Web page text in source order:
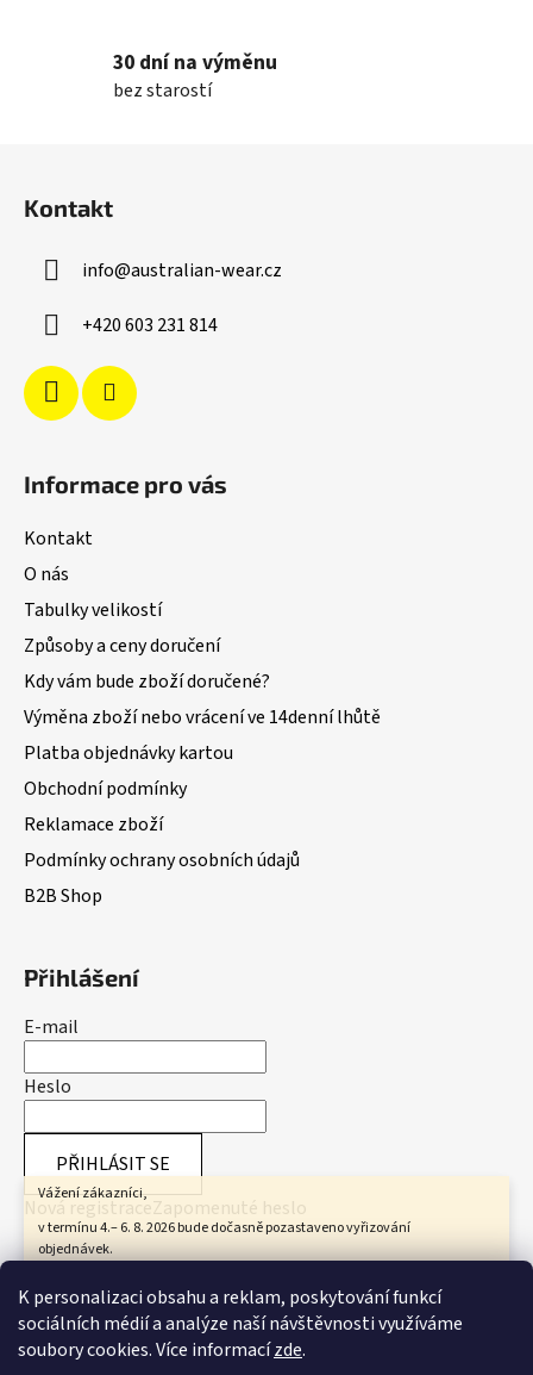
K personalizaci obsahu a reklam, poskytování funkcí
sociálních médií a analýze naší návštěvnosti využíváme
soubory cookies. Více informacízde.
Vážení zákazníci,
v termínu 4.– 6. 8. 2026 bude dočasně pozastaveno vyřizování
objednávek.
8. 2026.
Jako poděkování za vaši trpělivost jsme pro vás připravili slevu 10 %,
která platí i na již zlevněné zboží.
30 dní na výměnu
bez starostí
Kontakt
info@australian-wear.cz
+420 603 231 814
Informace pro vás
Kontakt
O nás
Tabulky velikostí
Způsoby a ceny doručení
Kdy vám bude zboží doručené?
Výměna zboží nebo vrácení ve 14denní lhůtě
Platba objednávky kartou
Obchodní podmínky
Reklamace zboží
Podmínky ochrany osobních údajů
B2B Shop
Přihlášení
E-mail
Heslo
PŘIHLÁSIT SE
Nová registraceZapomenuté heslo
Přijímáme online platby